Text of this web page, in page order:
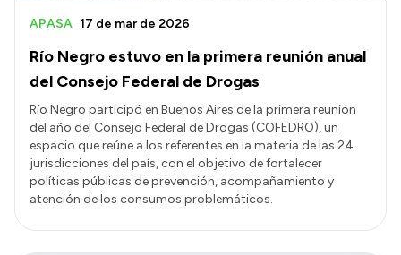
Río Negro estuvo en la primera reunión anual
del Consejo Federal de Drogas
APASA 17 de mar de 2026
Río Negro participó en Buenos Aires de la primera reunión
del año del Consejo Federal de Drogas (COFEDRO), un
espacio que reúne a los referentes en la materia de las 24
jurisdicciones del país, con el objetivo de fortalecer
políticas públicas de prevención, acompañamiento y
atención de los consumos problemáticos.